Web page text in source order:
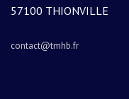
57100 THIONVILLE
contact@tmhb.fr